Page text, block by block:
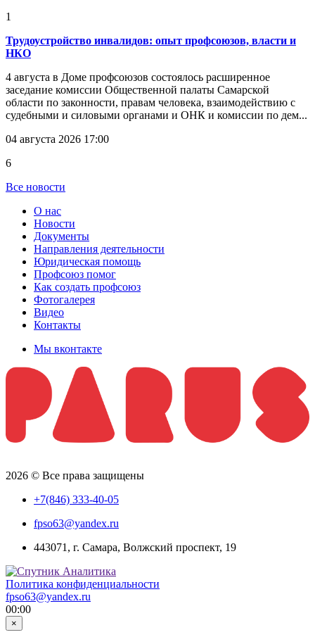
1
Трудоустройство инвалидов: опыт профсоюзов, власти и
НКО
4 августа в Доме профсоюзов состоялось расширенное
заседание комиссии Общественной палаты Самарской
области по законности, правам человека, взаимодействию с
судебными и силовыми органами и ОНК и комиссии по дем...
04 августа 2026 17:00
6
Все новости
О нас
Новости
Документы
Направления деятельности
Юридическая помощь
Профсоюз помог
Как создать профсоюз
Фотогалерея
Видео
Контакты
Мы вконтакте
2026 © Все права защищены
+7(846) 333-40-05
fpso63@yandex.ru
443071, г. Самара, Волжский проспект, 19
Политика конфиденциальности
fpso63@yandex.ru
00:00
×